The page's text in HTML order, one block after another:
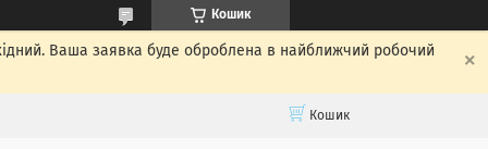
Кошик
Ваша заявка буде оброблена в найближчий робочий
Кошик